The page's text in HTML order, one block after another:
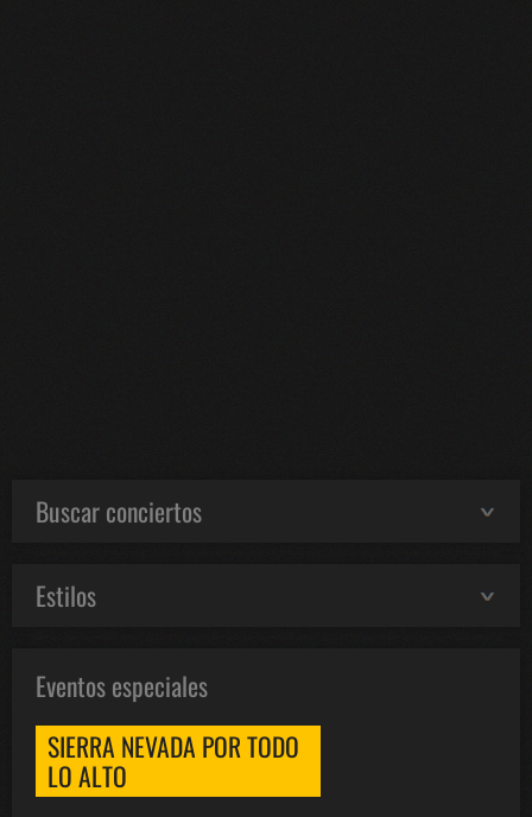
Buscar conciertos
Estilos
Eventos especiales
SIERRA NEVADA POR TODO
LO ALTO